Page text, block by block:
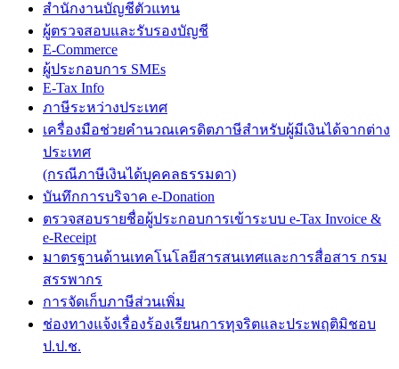
สำนักงานบัญชีตัวแทน
ผู้ตรวจสอบและรับรองบัญชี
E-Commerce
ผู้ประกอบการ SMEs
E-Tax Info
ภาษีระหว่างประเทศ
เครื่องมือช่วยคำนวณเครดิตภาษีสำหรับผู้มีเงินได้จากต่าง
ประเทศ
(กรณีภาษีเงินได้บุคคลธรรมดา)
บันทึกการบริจาค e-Donation
ตรวจสอบรายชื่อผู้ประกอบการเข้าระบบ e-Tax Invoice &
e-Receipt
มาตรฐานด้านเทคโนโลยีสารสนเทศและการสื่อสาร กรม
สรรพากร
การจัดเก็บภาษีส่วนเพิ่ม
ช่องทางแจ้งเรื่องร้องเรียนการทุจริตและประพฤติมิชอบ
ป.ป.ช.